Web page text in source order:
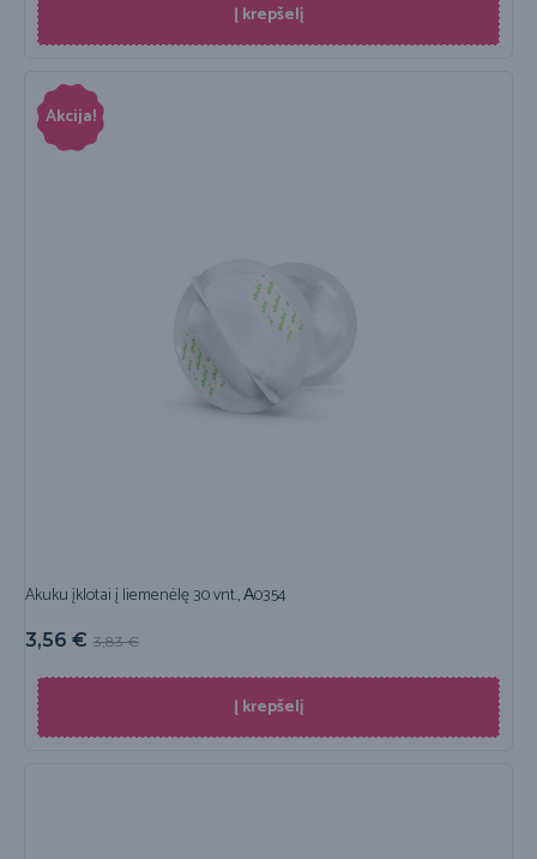
Į krepšelį
Akcija!
Akuku įklotai į liemenėlę 30 vnt., А0354
3,83€
3,56 €
Į krepšelį